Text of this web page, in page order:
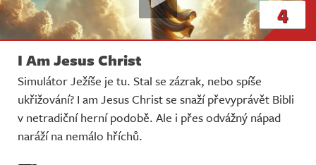
4
I Am Jesus Christ
Simulátor Ježíše je tu. Stal se zázrak, nebo spíše
ukřižování? I am Jesus Christ se snaží převyprávět Bibli
v netradiční herní podobě. Ale i přes odvážný nápad
naráží na nemálo hříchů.